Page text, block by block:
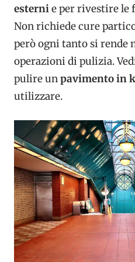
esternie per rivestire le
Non richiede cure
però ogni tanto si rende
operazioni di pulizia.
pulire unpavimento in
utilizzare.